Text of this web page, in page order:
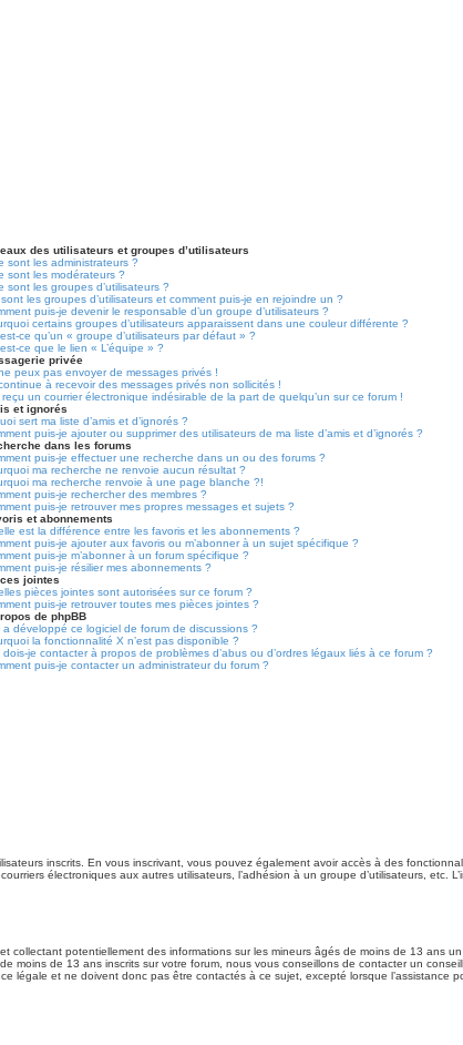
des utilisateurs et groupes d’utilisateurs
sont les administrateurs ?
sont les modérateurs ?
sont les groupes d’utilisateurs ?
les groupes d’utilisateurs et comment puis-je en rejoindre un ?
puis-je devenir le responsable d’un groupe d’utilisateurs ?
certains groupes d’utilisateurs apparaissent dans une couleur différente ?
ce qu’un « groupe d’utilisateurs par défaut » ?
ce que le lien « L’équipe » ?
privée
peux pas envoyer de messages privés !
à recevoir des messages privés non sollicités !
reçu un courrier électronique indésirable de la part de quelqu’un sur ce forum !
et ignorés
sert ma liste d’amis et d’ignorés ?
puis-je ajouter ou supprimer des utilisateurs de ma liste d’amis et d’ignorés ?
dans les forums
puis-je effectuer une recherche dans un ou des forums ?
ma recherche ne renvoie aucun résultat ?
ma recherche renvoie à une page blanche ?!
puis-je rechercher des membres ?
puis-je retrouver mes propres messages et sujets ?
et abonnements
est la différence entre les favoris et les abonnements ?
puis-je ajouter aux favoris ou m’abonner à un sujet spécifique ?
puis-je m’abonner à un forum spécifique ?
puis-je résilier mes abonnements ?
jointes
pièces jointes sont autorisées sur ce forum ?
puis-je retrouver toutes mes pièces jointes ?
de phpBB
a développé ce logiciel de forum de discussions ?
la fonctionnalité X n’est pas disponible ?
dois-je contacter à propos de problèmes d’abus ou d’ordres légaux liés à ce forum ?
puis-je contacter un administrateur du forum ?
inscrits. En vous inscrivant, vous pouvez également avoir accès à des
électroniques aux autres utilisateurs, l’adhésion à un groupe d’utilisateurs, etc.
collectant potentiellement des informations sur les mineurs âgés de moins de 13 ans
moins de 13 ans inscrits sur votre forum, nous vous conseillons de contacter un
légale et ne doivent donc pas être contactés à ce sujet, excepté lorsque l’assistance